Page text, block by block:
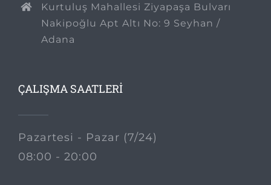
Kurtuluş Mahallesi Ziyapaşa Bulvarı
Nakipoğlu Apt Altı No: 9 Seyhan /
Adana
ÇALIŞMA SAATLERİ
Pazartesi - Pazar (7/24)
08:00 - 20:00